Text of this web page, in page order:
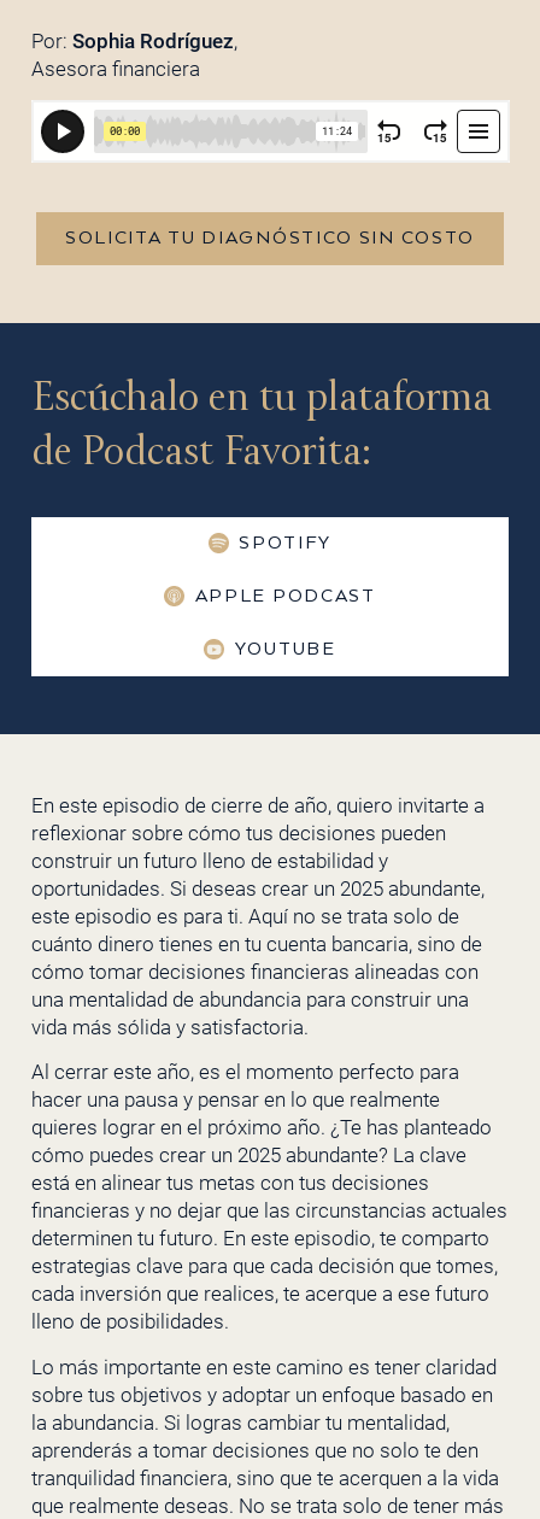
Por: Sophia Rodríguez,
Asesora financiera
SOLICITA TU DIAGNÓSTICO SIN COSTO
Escúchalo en tu plataforma
de Podcast Favorita:
SPOTIFY
APPLE PODCAST
YOUTUBE
En este episodio de cierre de año, quiero invitarte a
reflexionar sobre cómo tus decisiones pueden
construir un futuro lleno de estabilidad y
oportunidades. Si deseas crear un 2025 abundante,
este episodio es para ti. Aquí no se trata solo de
cuánto dinero tienes en tu cuenta bancaria, sino de
cómo tomar decisiones financieras alineadas con
una mentalidad de abundancia para construir una
vida más sólida y satisfactoria.
Al cerrar este año, es el momento perfecto para
hacer una pausa y pensar en lo que realmente
quieres lograr en el próximo año. ¿Te has planteado
cómo puedes crear un 2025 abundante? La clave
está en alinear tus metas con tus decisiones
financieras y no dejar que las circunstancias actuales
determinen tu futuro. En este episodio, te comparto
estrategias clave para que cada decisión que tomes,
cada inversión que realices, te acerque a ese futuro
lleno de posibilidades.
Lo más importante en este camino es tener claridad
sobre tus objetivos y adoptar un enfoque basado en
la abundancia. Si logras cambiar tu mentalidad,
aprenderás a tomar decisiones que no solo te den
tranquilidad financiera, sino que te acerquen a la vida
que realmente deseas. No se trata solo de tener más